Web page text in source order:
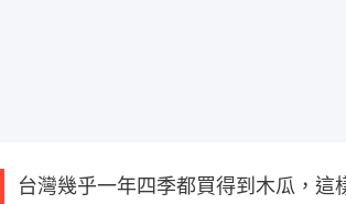
台灣幾乎一年四季都買得到木瓜，這